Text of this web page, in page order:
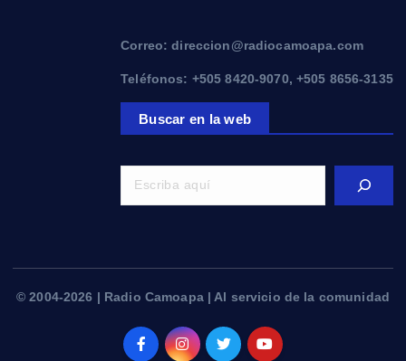
Correo: direccion@radiocamoapa.com
Teléfonos: +505 8420-9070, +505 8656-3135
Buscar en la web
© 2004-2026 | Radio Camoapa | Al servicio de la comunidad